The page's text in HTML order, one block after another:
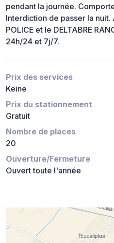
pendant la journée.
Interdiction de passer la
POLICE et le DELTABRE
24h/24 et 7j/7.
Prix des services
Keine
Prix du stationnement
Gratuit
Nombre de places
20
Ouverture/Fermeture
Ouvert toute l'année